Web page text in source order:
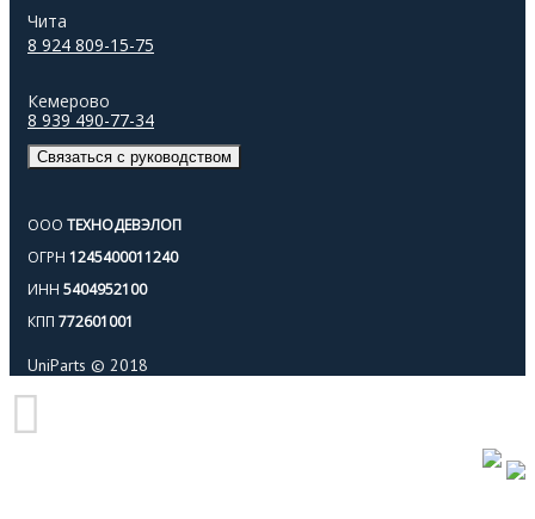
Чита
8 924 809-15-75
Кемерово
8 939 490-77-34
Связаться с руководством
ООО ТЕХНОДЕВЭЛОП
ОГРН 1245400011240
ИНН 5404952100
КПП 772601001
UniParts © 2018